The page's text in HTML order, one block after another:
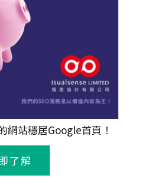
網站穩居Google首頁！
了解